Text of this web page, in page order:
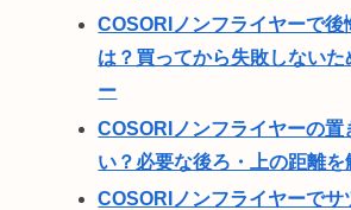
COSORIノンフライヤーで後
は？買ってから失敗しないた
ー
COSORIノンフライヤーの置
い？必要な後ろ・上の距離を
COSORIノンフライヤーでサ